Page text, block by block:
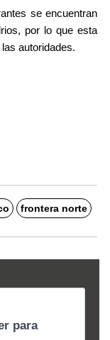
se encuentran
por lo que esta
autoridades.
frontera norte